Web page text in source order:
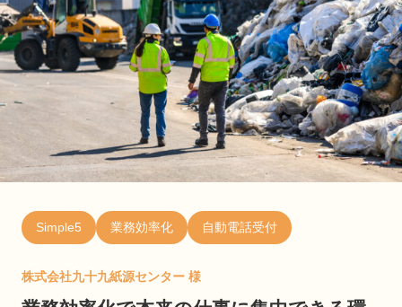
Simple5 業務効率化 自動電話受付
株式会社九十九紙源センター 様